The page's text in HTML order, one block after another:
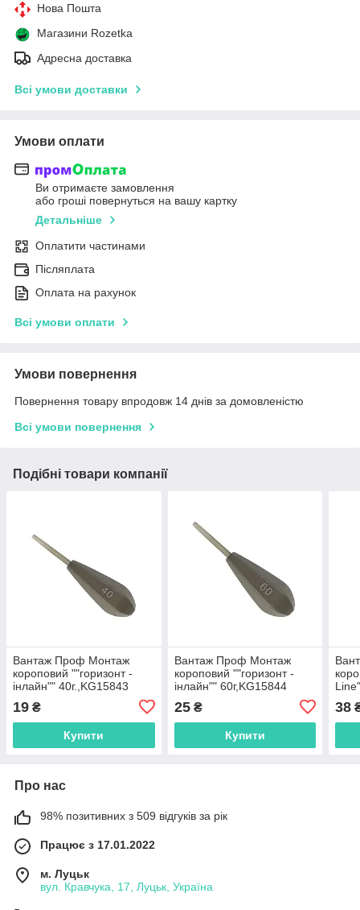
Нова Пошта
Магазини Rozetka
Адресна доставка
Всі умови доставки
Умови оплати
Ви отримаєте замовлення
або гроші повернуться на вашу картку
Детальніше
Оплатити частинами
Післяплата
Оплата на рахунок
Всі умови оплати
Умови повернення
Повернення товару впродовж 14 днів за домовленістю
Всі умови повернення
Подібні товари компанії
Вантаж Проф Монтаж
короповий ""горизонт -
інлайн"" 40г.,KG15843
19 ₴
Купити
Вантаж Проф Монтаж
короповий ""горизонт -
інлайн"" 60г,KG15844
25₴
Купити
38
Про нас
98% позитивних з 509 відгуків за рік
Працює з 17.01.2022
м. Луцьк
вул. Кравчука, 17, Луцьк, Україна